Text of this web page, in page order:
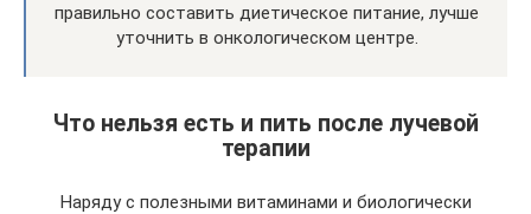
правильно составить диетическое питание, лучше
уточнить в онкологическом центре.
Что нельзя есть и пить после лучевой
терапии
Наряду с полезными витаминами и биологически